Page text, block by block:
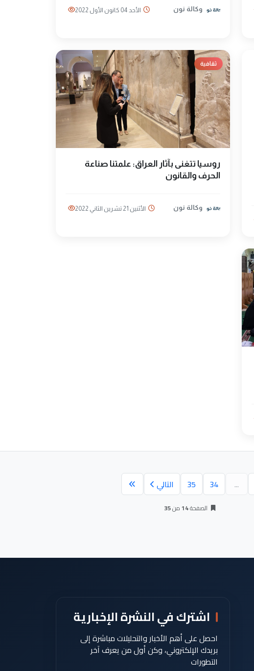
وكالة نون الأحد 04 كانون الأول 2022
ثقافية
روسيا تتغنى بآثار العراق: علمتنا صناعة
الحرف والقانون
وكالة نون الأثنين 21 تشرين الثاني 2022
...
34
35 التالي
الصفحة14من35
اشترك في النشرة الإخبارية
احصل على أهم الأخبار والتحليلات مباشرة إلى
بريدك الإلكتروني، وكن أول من يعرف آخر
التطورات